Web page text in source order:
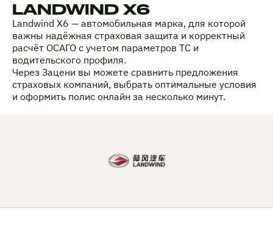
LANDWIND X6
Landwind X6 — автомобильная марка, для которой
важны надёжная страховая защита и корректный
расчёт ОСАГО с учетом параметров ТС и
водительского профиля.
Через Зацени вы можете сравнить предложения
страховых компаний, выбрать оптимальные условия
и оформить полис онлайн за несколько минут.